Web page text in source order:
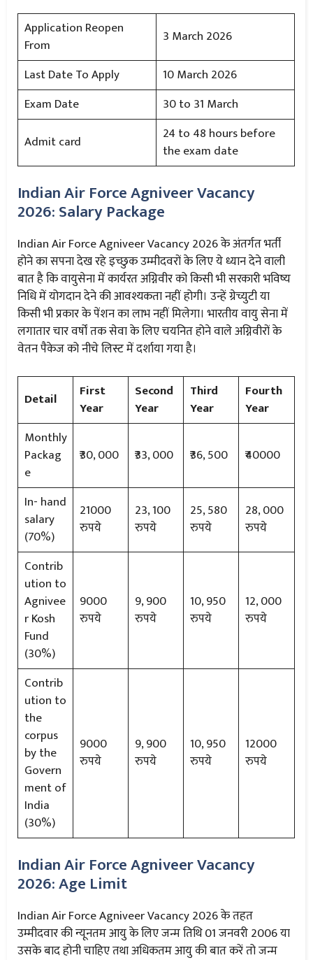
Application Reopen
From
3 March 2026
Last Date To Apply
10 March 2026
Exam Date
30 to 31 March
Admit card
24 to 48 hours before
the exam date
Indian Air Force Agniveer Vacancy
2026: Salary Package
Indian Air Force Agniveer Vacancy 2026 के अंतर्गत भर्ती
होने का सपना देख रहे इच्छुक उम्मीदवरों के लिए ये ध्यान देने वाली
बात है कि वायुसेना में कार्यरत अग्निवीर को किसी भी सरकारी भविष्य
निधि में योगदान देने की आवश्यकता नहीं होगी। उन्हें ग्रेच्युटी या
किसी भी प्रकार के पेंशन का लाभ नहीं मिलेगा। भारतीय वायु सेना में
लगातार चार वर्षों तक सेवा के लिए चयनित होने वाले अग्निवीरों के
वेतन पैकेज को नीचे लिस्ट में दर्शाया गया है।
Detail
First
Year
Second
Year
Third
Year
Fourth
Year
Monthly
Packag
e
₹30, 000 ₹33, 000 ₹36, 500 ₹40000
In- hand
salary
(70%)
21000
रुपये
23, 100
रुपये
25, 580
रुपये
28, 000
रुपये
Contrib
ution to
Agnivee
r Kosh
Fund
(30%)
9000
रुपये
9, 900
रुपये
10, 950
रुपये
12, 000
रुपये
Contrib
ution to
the
corpus
by the
Govern
ment of
India
(30%)
9000
रुपये
9, 900
रुपये
10, 950
रुपये
12000
रुपये
Indian Air Force Agniveer Vacancy
2026: Age Limit
Indian Air Force Agniveer Vacancy 2026 के तहत
उम्मीदवार की न्यूनतम आयु के लिए जन्म तिथि 01 जनवरी 2006 या
उसके बाद होनी चाहिए तथा अधिकतम आयु की बात करें तो जन्म